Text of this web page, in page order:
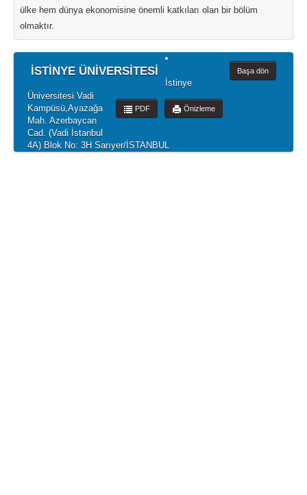
ülke hem dünya ekonomisine önemli katkıları olan bir bölüm
olmaktır.
İSTİNYE ÜNİVERSİTESİ Başa dön
Önizleme
PDF
İstinye
Üniversitesi Vadi
Kampüsü,Ayazağa
Mah. Azerbaycan
Cad. (Vadi İstanbul
4A) Blok No: 3H Sarıyer/İSTANBUL